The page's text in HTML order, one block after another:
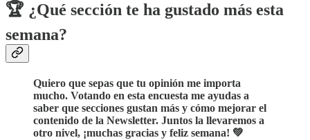
🏆 ¿Qué sección te ha gustado más esta
semana?
Quiero que sepas que tu opinión me importa
mucho. Votando en esta encuesta me ayudas a
saber que secciones gustan más y cómo mejorar el
contenido de la Newsletter. Juntos la llevaremos a
otro nivel, ¡muchas gracias y feliz semana! 💚